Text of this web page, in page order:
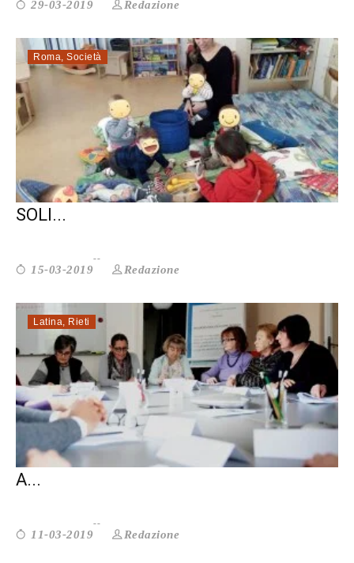
29-03-2019 Redazione
Roma, Società
CHIUDE UN ALTRO PEZZO DELLA ROMA
SOLI...
15-03-2019 Redazione
Latina, Rieti
CSV LAZIO INCONTRA LE ASSOCIAZIONI.
A...
11-03-2019 Redazione